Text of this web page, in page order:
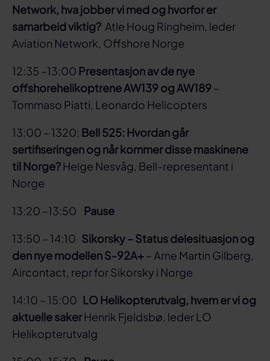
Network, hva jobber vi med og hvorfor er
samarbeid viktig? Atle Houg Ringheim, leder
Aviation Network, Offshore Norge
12:35 –13:00 Presentasjon av de nye
offshorehelikoptrene AW139 og AW189–
Tommaso Piatti, Leonardo Helicopters
13:00 – 1320: Bell 525: Hvordan går
sertifiseringen og når kommer disse maskinene
til Norge?Helge Nesvåg, Bell-representant i
Norge
13:20 –13:50 Pause
13:50 – 14:10 Sikorsky – Status delesituasjon og
den nye modellen S-92A+– Arne Martin Gilberg,
Aircontact, repr for Sikorsky i Norge
14:10 – 15:00 LO Helikopterutvalg, hvem er vi og
aktuelle sakerHenrik Fjeldsbø, leder LO
Helikopterutvalg